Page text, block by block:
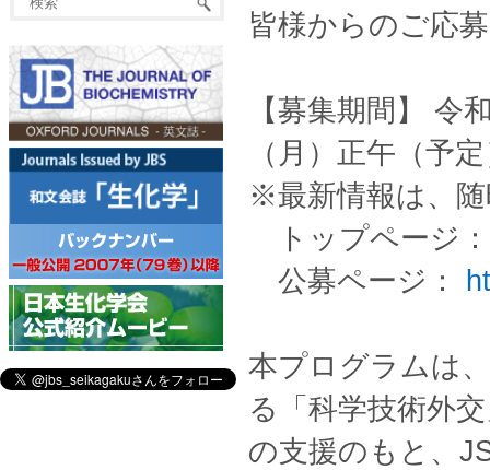
皆様からのご応
【募集期間】 令
（月）正午（予
※最新情報は、
トップページ
公募ページ：
本プログラムは
る「科学技術外
の支援のもと、